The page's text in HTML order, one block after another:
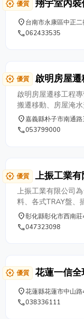
award_star 優質 翔宇室內
place台南市永康區中正
phone062433535
award_star 優質 啟明房屋
啟明房屋遷移工程
搬遷移動、房屋淹
屋方向轉向、房屋
修、寺廟維修保養
台中、彰化、新竹
place嘉義縣朴子市南通
phone053799000
award_star 優質 上振工業有
上振工業有限公司
料、各式TRAY盤、
廠，創立於1980年
專業生產設計製造
圖片開發製造。
質包裝材料，縮短
振致力於產品開發
本著品質至上、誠
place彰化縣彰化市西南
phone047323098
award_star 優質 花蓮一信
place花蓮縣花蓮市中山
phone038336111